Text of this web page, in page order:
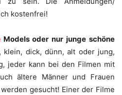
kostenfrei!
Models oder nur junge schöne
klein, dick, dünn, alt oder jung,
jeder kann bei den Filmen mit
ältere Männer und Frauen
gesucht! Einer der Filme